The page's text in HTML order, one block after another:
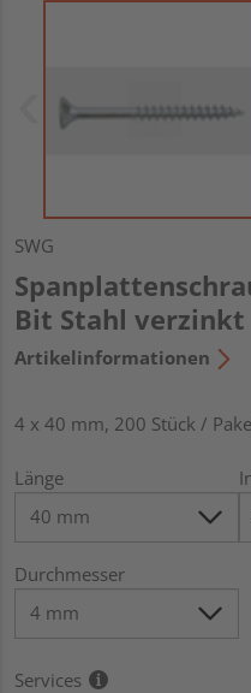
SWG
Bit Stahl verzinkt
Artikelinformationen
4 x 40 mm, 200 Stück /
Länge
Durchmesser
Services